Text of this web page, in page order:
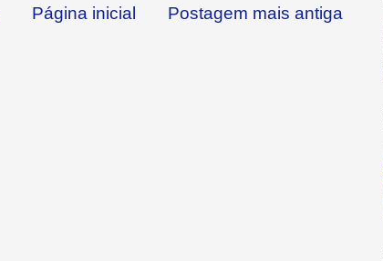
Postagem mais antiga
Página inicial